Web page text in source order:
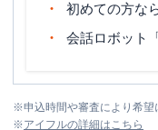
初めての方な
会話ロボット
※申込時間や審査により希望
※アイフルの詳細はこちら